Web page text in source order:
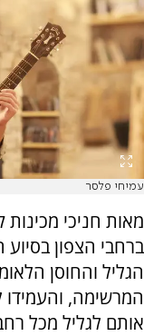
עמיחי פלסר
מאות חניכי
ברחבי הצפון
הגליל והחוסן
המרשימה, והעמידו
אותם לגליל מכל